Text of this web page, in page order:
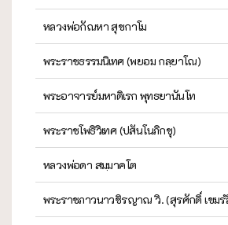
หลวงพ่อกัณหา สุขกาโม
พระราชธรรมนิเทศ (พยอม กลฺยาโณ)
พระอาจารย์มหาดิเรก พุทธยานันโท
พระราชโพธิวิเทศ (ปสันโนภิกขุ)
หลวงพ่อดา สมฺมาคโต
พระราชภาวนาวชิรญาณ วิ. (สุรศักดิ์ เขมรํ